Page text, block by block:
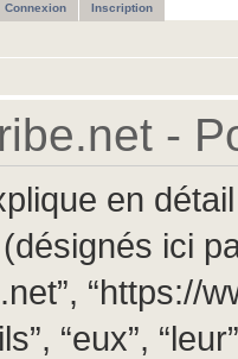
Connexion Inscription
-
en
ici
“https://
“eux”,